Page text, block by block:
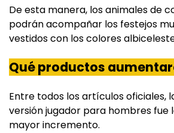
De esta manera, los animales de
podrán acompañar los festejos
vestidos con los colores
Qué productos
Entre todos los artículos oficiales,
versión jugador para hombres fue
mayor incremento.